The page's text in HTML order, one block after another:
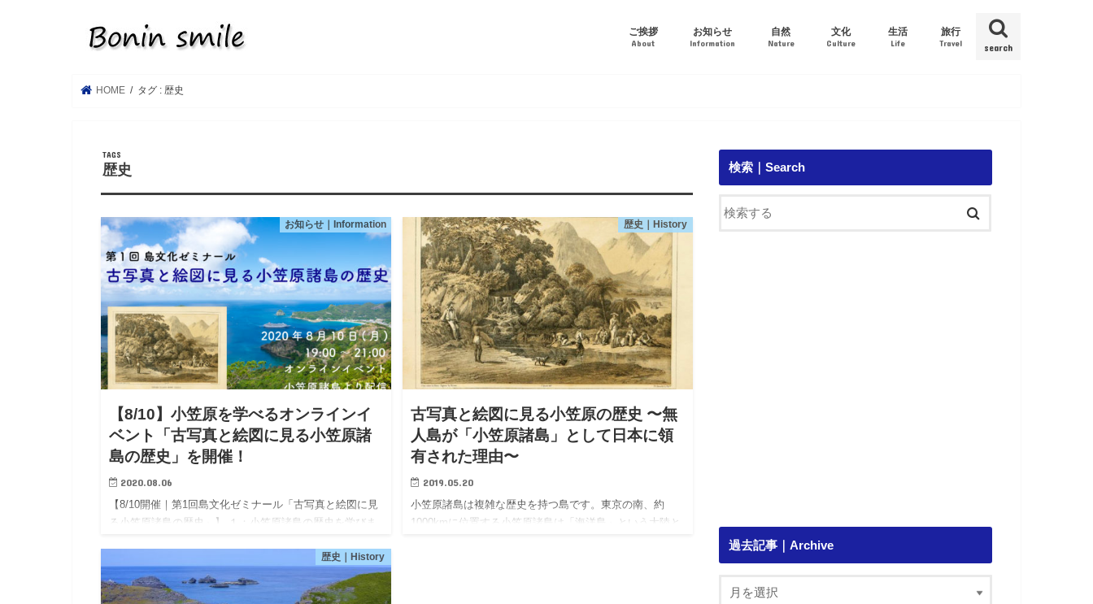
search
ご挨拶
About
お知らせ
Information
自然
Nature
文化
Culture
生活
Life
旅行
Travel
HOME タグ : 歴史
歴史
お知らせ｜Information
【8/10】小笠原を学べるオンラインイ
ベント「古写真と絵図に見る小笠原諸
島の歴史」を開催！
2020.08.06
【8/10開催｜第1回島文化ゼミナール「古写真と絵図に見
る小笠原諸島の歴史」】 １：小笠原諸島の歴史を学びま
歴史｜History
古写真と絵図に見る小笠原の歴史 〜無
人島が「小笠原諸島」として日本に領
有された理由〜
2019.05.20
小笠原諸島は複雑な歴史を持つ島です。東京の南、約
1000kmに位置する小笠原諸島は「海洋島」という大陸と
歴史｜History
検索｜Search
過去記事｜Archive